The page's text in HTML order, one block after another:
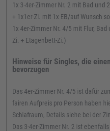
1x 3-4er-Zimmer Nr. 2 mit Bad und
+ 1x1er-Zi. mit 1x EB/auf Wunsch
1x 4er-Zimmer Nr. 4/5 mit Flur,
Zi. + Etagenbett-Zi.)
Hinweise für Singles, die
bevorzugen
Das 4er-Zimmer Nr. 4/5 ist dafür
fairen Aufpreis pro Person haben
Schlafraum, Details siehe bei der
Das 3-4er-Zimmer Nr. 2 ist